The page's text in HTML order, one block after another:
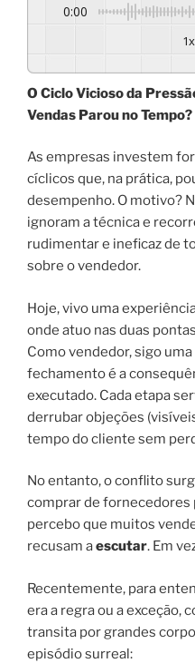
0:00
1x
O Ciclo Vicioso da
Vendas Parou no Tempo?
As empresas investem
cíclicos que, na prática,
desempenho. O motivo?
ignoram a técnica e
rudimentar e ineficaz de
sobre o vendedor.
Hoje, vivo uma
onde atuo nas duas
Como vendedor, sigo
fechamento é a
executado. Cada etapa
derrubar objeções
tempo do cliente sem
No entanto, o conflito
comprar de fornecedores
percebo que muitos
recusam aescutar. Em
Recentemente, para
era a regra ou a exceção,
transita por grandes
episódio surreal: